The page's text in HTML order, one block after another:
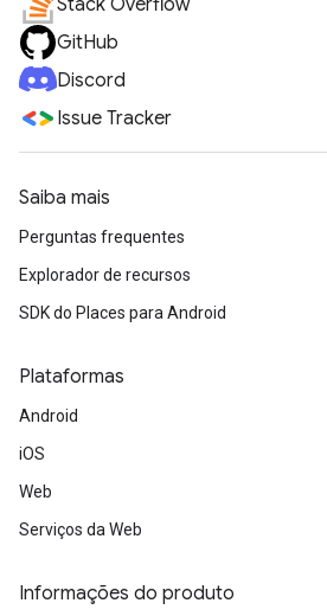
Stack Overflow
GitHub
Discord
Issue Tracker
Saiba mais
Perguntas frequentes
Explorador de recursos
SDK do Places para Android
Plataformas
Android
iOS
Web
Serviços da Web
Informações do produto